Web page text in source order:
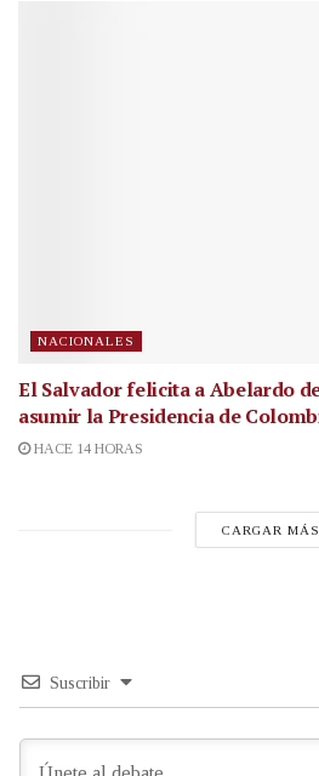
NACIONALES
El Salvador felicita a Abelardo
asumir la Presidencia de
HACE 14 HORAS
CARGAR MÁS
Suscribir